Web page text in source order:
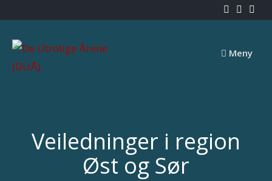
content
Meny
Veiledninger i region
Øst og Sør